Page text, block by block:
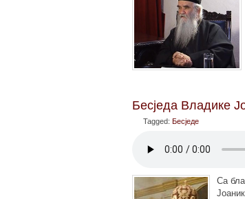
Бесједа Владике
Tagged: Бесједе
Са